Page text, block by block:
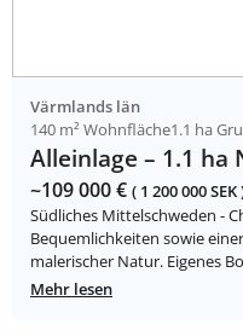
Värmlands län
140 m² Wohnfläche1.1 ha
Alleinlage – 1.1 ha
~109 000 € ( 1 200 000 SEK
Südliches Mittelschweden -
Bequemlichkeiten sowie
malerischer Natur. Eigenes
Mehr lesen